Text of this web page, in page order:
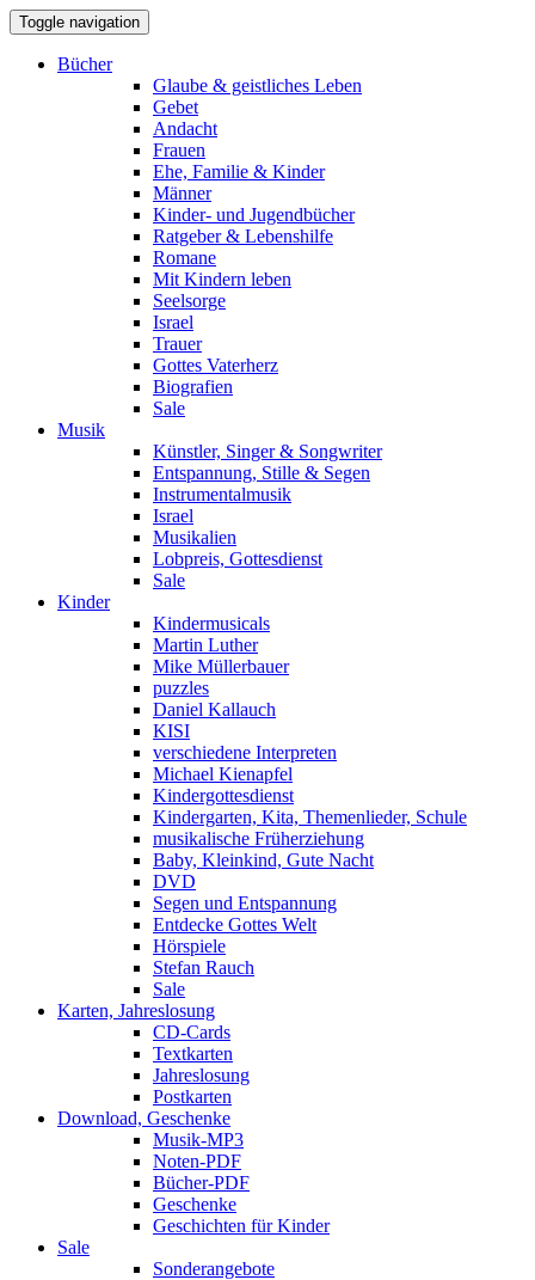
Toggle navigation
Bücher
Glaube & geistliches Leben
Gebet
Andacht
Frauen
Ehe, Familie & Kinder
Männer
Kinder- und Jugendbücher
Ratgeber & Lebenshilfe
Romane
Mit Kindern leben
Seelsorge
Israel
Trauer
Gottes Vaterherz
Biografien
Sale
Musik
Künstler, Singer & Songwriter
Entspannung, Stille & Segen
Instrumentalmusik
Israel
Musikalien
Lobpreis, Gottesdienst
Sale
Kinder
Kindermusicals
Martin Luther
Mike Müllerbauer
puzzles
Daniel Kallauch
KISI
verschiedene Interpreten
Michael Kienapfel
Kindergottesdienst
Kindergarten, Kita, Themenlieder, Schule
musikalische Früherziehung
Baby, Kleinkind, Gute Nacht
DVD
Segen und Entspannung
Entdecke Gottes Welt
Hörspiele
Stefan Rauch
Sale
Karten, Jahreslosung
CD-Cards
Textkarten
Jahreslosung
Postkarten
Download, Geschenke
Musik-MP3
Noten-PDF
Bücher-PDF
Geschenke
Geschichten für Kinder
Sale
Sonderangebote